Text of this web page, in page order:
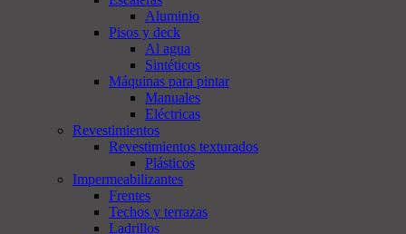
Aluminio
Pisos y deck
Al agua
Sintéticos
Máquinas para pintar
Manuales
Eléctricas
Revestimientos
Revestimientos texturados
Plásticos
Impermeabilizantes
Frentes
Techos y terrazas
Ladrillos